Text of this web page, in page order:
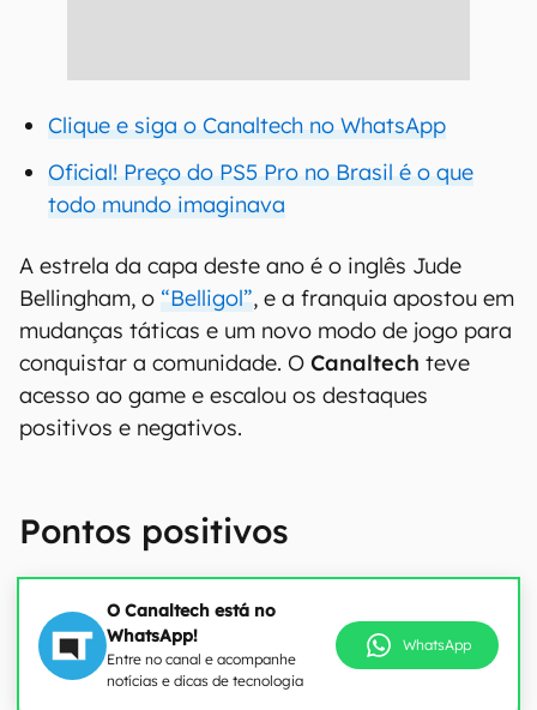
Clique e siga o Canaltech no WhatsApp
Oficial! Preço do PS5 Pro no Brasil é o que
todo mundo imaginava
A estrela da capa deste ano é o inglês Jude
Bellingham, o “Belligol”, e a franquia apostou em
mudanças táticas e um novo modo de jogo para
conquistar a comunidade. O Canaltech teve
acesso ao game e escalou os destaques
positivos e negativos.
Pontos positivos
O Canaltech está no
WhatsApp!
Entre no canal e acompanhe
notícias e dicas de tecnologia
WhatsApp